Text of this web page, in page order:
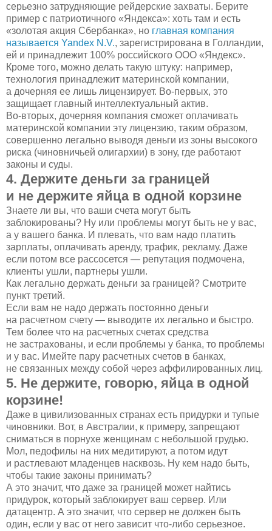
серьезно затрудняющие рейдерские захваты. Берите
пример с патриотичного «Яндекса»: хоть там и есть
«золотая акция Сбербанка», но главная компания
называется Yandex N.V., зарегистрирована в Голландии,
ей и принадлежит 100% российского ООО «Яндекс».
Кроме того, можно делать такую штуку: например,
технология принадлежит материнской компании,
а дочерняя ее лишь лицензирует. Во-первых, это
защищает главный интеллектуальный актив.
Во-вторых, дочерняя компания сможет оплачивать
материнской компании эту лицензию, таким образом,
совершенно легально выводя деньги из зоны высокого
риска (чиновничьей олигархии) в зону, где работают
законы и суды.
4. Держите деньги за границей
и не держите яйца в одной корзине
Знаете ли вы, что ваши счета могут быть
заблокированы? Ну или проблемы могут быть не у вас,
а у вашего банка. И плевать, что вам надо платить
зарплаты, оплачивать аренду, трафик, рекламу. Даже
если потом все рассосется — репутация подмочена,
клиенты ушли, партнеры ушли.
Как легально держать деньги за границей? Смотрите
пункт третий.
Если вам не надо держать постоянно деньги
на расчетном счету — выводите их легально и быстро.
Тем более что на расчетных счетах средства
не застрахованы, и если проблемы у банка, то проблемы
и у вас. Имейте пару расчетных счетов в банках,
не связанных между собой через аффилированных лиц.
5. Не держите, говорю, яйца в одной
корзине!
Даже в цивилизованных странах есть придурки и тупые
чиновники. Вот, в Австралии, к примеру, запрещают
сниматься в порнухе женщинам с небольшой грудью.
Мол, педофилы на них медитируют, а потом идут
и растлевают младенцев насквозь. Ну кем надо быть,
чтобы такие законы принимать?
А это значит, что даже за границей может найтись
придурок, который заблокирует ваш сервер. Или
датацентр. А это значит, что сервер не должен быть
один, если у вас от него зависит что-либо серьезное.